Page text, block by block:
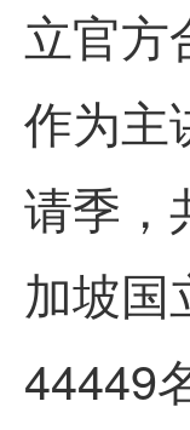
立官方
作为主
请季，
加坡国
44449